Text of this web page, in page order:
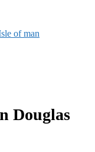
of man
Douglas